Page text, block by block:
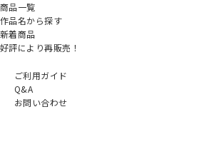
商品一覧
作品名から探す
新着商品
好評により再販売！
ご利用ガイド
Q&A
お問い合わせ